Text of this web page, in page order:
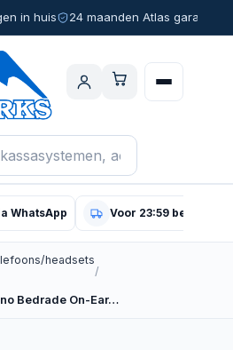
in huis 24 maanden Atlas garantie
WhatsApp Voor 23:59 besteld,
headsets
/
Bedrade On-Ear…